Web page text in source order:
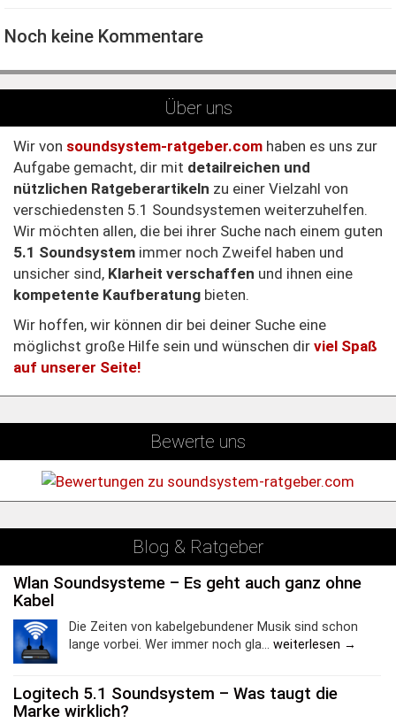
Noch keine Kommentare
Über uns
Wir von soundsystem-ratgeber.com haben es uns zur
Aufgabe gemacht, dir mit detailreichen und
nützlichen Ratgeberartikeln zu einer Vielzahl von
verschiedensten 5.1 Soundsystemen weiterzuhelfen.
Wir möchten allen, die bei ihrer Suche nach einem guten
5.1 Soundsystem immer noch Zweifel haben und
unsicher sind, Klarheit verschaffen und ihnen eine
kompetente Kaufberatung bieten.
Wir hoffen, wir können dir bei deiner Suche eine
möglichst große Hilfe sein und wünschen dir viel Spaß
auf unserer Seite!
Bewerte uns
Blog & Ratgeber
Wlan Soundsysteme – Es geht auch ganz ohne
Kabel
Die Zeiten von kabelgebundener Musik sind schon
lange vorbei. Wer immer noch gla... weiterlesen →
Logitech 5.1 Soundsystem – Was taugt die
Marke wirklich?